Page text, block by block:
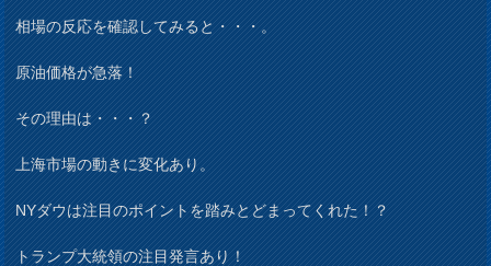
相場の反応を確認してみると・・・。
原油価格が急落！
その理由は・・・？
上海市場の動きに変化あり。
NYダウは注目のポイントを踏みとどまってくれた！？
トランプ大統領の注目発言あり！